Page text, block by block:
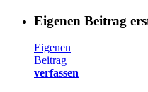
Eigenen Beitrag
Eigenen
Beitrag
verfassen